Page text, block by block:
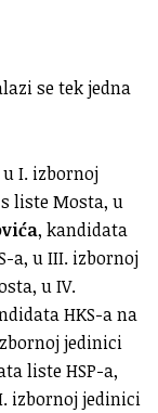
se tek jedna
I. izbornoj
s liste Mosta, u
, kandidata
a, u III. izbornoj
u IV.
HKS-a na
jedinici
liste HSP-a,
izbornoj jedinici